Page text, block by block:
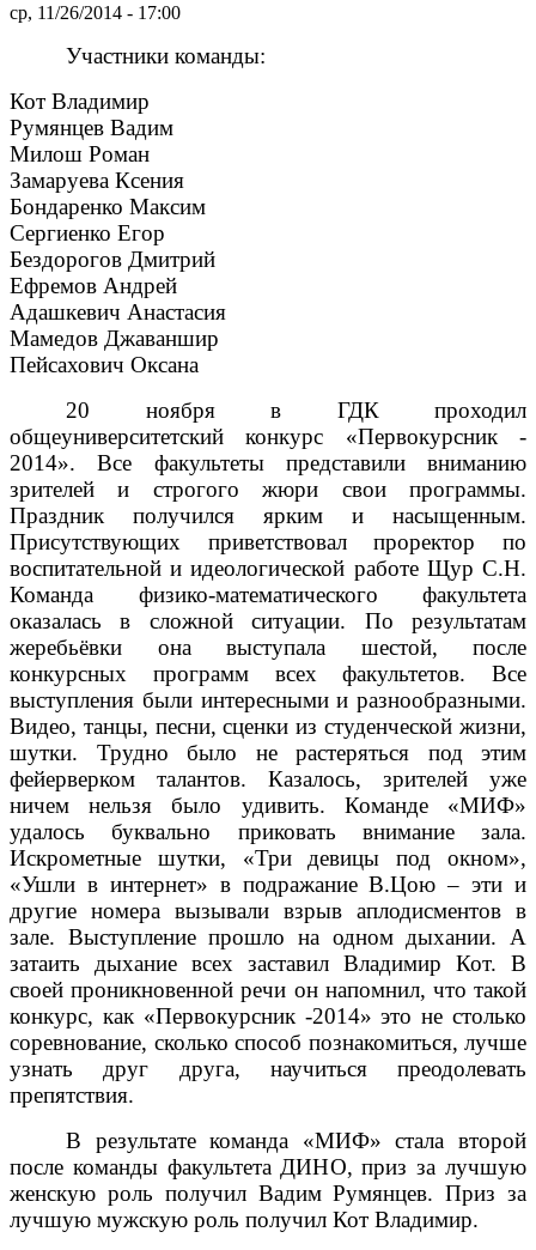
ср, 11/26/2014 - 17:00
Участники команды:
Кот Владимир
Румянцев Вадим
Милош Роман
Замаруева Ксения
Бондаренко Максим
Сергиенко Егор
Бездорогов Дмитрий
Ефремов Андрей
Адашкевич Анастасия
Мамедов Джаваншир
Пейсахович Оксана
20 ноября в ГДК проходил
общеуниверситетский конкурс «Первокурсник -
2014». Все факультеты представили вниманию
зрителей и строгого жюри свои программы.
Праздник получился ярким и насыщенным.
Присутствующих приветствовал проректор по
воспитательной и идеологической работе Щур С.Н.
Команда физико-математического факультета
оказалась в сложной ситуации. По результатам
жеребьёвки она выступала шестой, после
конкурсных программ всех факультетов. Все
выступления были интересными и разнообразными.
Видео, танцы, песни, сценки из студенческой жизни,
шутки. Трудно было не растеряться под этим
фейерверком талантов. Казалось, зрителей уже
ничем нельзя было удивить. Команде «МИФ»
удалось буквально приковать внимание зала.
Искрометные шутки, «Три девицы под окном»,
«Ушли в интернет» в подражание В.Цою – эти и
другие номера вызывали взрыв аплодисментов в
зале. Выступление прошло на одном дыхании. А
затаить дыхание всех заставил Владимир Кот. В
своей проникновенной речи он напомнил, что такой
конкурс, как «Первокурсник -2014» это не столько
соревнование, сколько способ познакомиться, лучше
узнать друг друга, научиться преодолевать
препятствия.
В результате команда «МИФ» стала второй
после команды факультета ДИНО, приз за лучшую
женскую роль получил Вадим Румянцев. Приз за
лучшую мужскую роль получил Кот Владимир.